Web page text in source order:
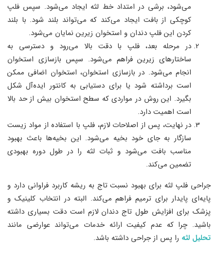
می‌شود، برشی در امتداد خط لثه ایجاد می‌شود. سپس فلپ
کوچکی از بافت ایجاد می‌کند که می‌تواند بلند شود. با بلند
کردن این فلپ دندان و استخوان زیرین نمایان می‌شود.
در مرحله بعد، فلپ با دقت بالا می‌رود و دسترسی به
ساختارهای زیرین فراهم می‌شود. سپس بازسازی استخوان
انجام می‌شود. در بازسازی استخوان، استخوان اضافی ممکن
است برداشته شود یا برای دستیابی به کانتور ایده‌آل شکل
بگیرد. این روش در مواردی که سطح استخوان بیش از حد بالا
است اهمیت دارد.
در نهایت، پس از اصلاحات لازم، فلپ با استفاده از مواد زیست
سازگار به جای خود بخیه می‌شود. این بخیه‌ها باعث بهبود
مناسب بافت می‌شود و ثبات لثه را در طول دوره بهبودی
تضمین می‌کند.
جراحی فلپ لثه برای بهبود نسبت تاج به ریشه کاربرد فراوانی دارد و
پایه‌ای پایدار برای ترمیم فراهم می‌کند. البته در انتخاب کلینیک و
پزشک برای افزایش طول تاج دندان لازم است دقت بسیاری داشته
باشید. چرا که عدم کیفیت ارائه خدمات می‌تواند عوارضی مانند
تحلیل لثه را پس از جراحی داشته باشد.